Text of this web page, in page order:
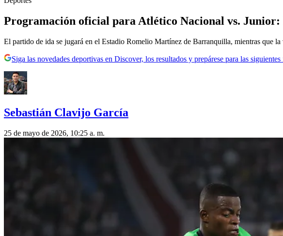
Programación oficial para Atlético Nacional vs.
El partido de ida se jugará en el Estadio Romelio Martínez de Barranquilla, mientras que
Siga las novedades deportivas en Discover, los resultados y prepárese para las siguientes
Sebastián Clavijo García
25 de mayo de 2026, 10:25 a. m.